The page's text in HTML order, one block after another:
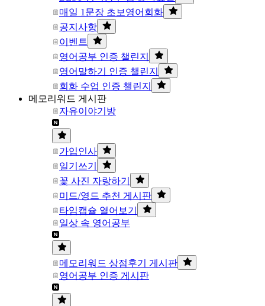
매일 1문장 초보영어회화
공지사항
이벤트
영어공부 인증 챌린지
영어말하기 인증 챌린지
회화 수업 인증 챌린지
메모리워드 게시판
자유이야기방
가입인사
일기쓰기
꽃 사진 자랑하기
미드/영드 추천 게시판
타임캡슐 열어보기
일상 속 영어공부
메모리워드 상점후기 게시판
영어공부 인증 게시판